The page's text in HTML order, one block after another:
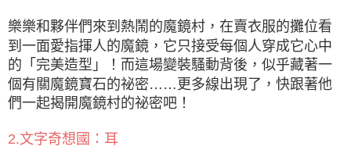
樂樂和夥伴們來到熱鬧的魔鏡村，在賣衣服的攤位看
到一面愛指揮人的魔鏡，它只接受每個人穿成它心中
的「完美造型」！而這場變裝騷動背後，似乎藏著一
個有關魔鏡寶石的祕密……更多線出現了，快跟著他
們一起揭開魔鏡村的祕密吧！
2.文字奇想國：耳